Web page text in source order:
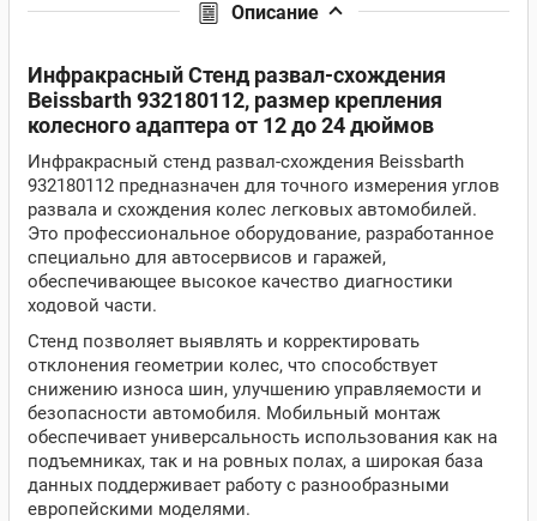
Описание
Инфракрасный Стенд развал-схождения
Beissbarth 932180112, размер крепления
колесного адаптера от 12 до 24 дюймов
Инфракрасный стенд развал-схождения Beissbarth
932180112 предназначен для точного измерения углов
развала и схождения колес легковых автомобилей.
Это профессиональное оборудование, разработанное
специально для автосервисов и гаражей,
обеспечивающее высокое качество диагностики
ходовой части.
Стенд позволяет выявлять и корректировать
отклонения геометрии колес, что способствует
снижению износа шин, улучшению управляемости и
безопасности автомобиля. Мобильный монтаж
обеспечивает универсальность использования как на
подъемниках, так и на ровных полах, а широкая база
данных поддерживает работу с разнообразными
европейскими моделями.